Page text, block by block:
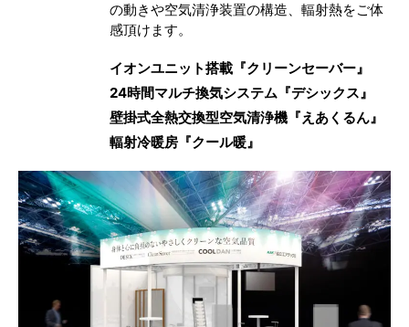
の動きや空気清浄装置の構造、輻射熱をご体
感頂けます。
イオンユニット搭載『クリーンセーバー』
24時間マルチ換気システム『デシックス』
壁掛式全熱交換型空気清浄機『えあくるん』
輻射冷暖房『クール暖』